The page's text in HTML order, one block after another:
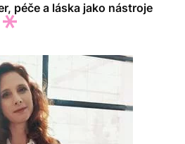
péče a láska jako nástroje